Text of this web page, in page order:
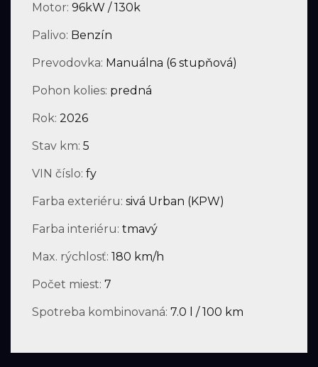
Motor: 96kW / 130k
Palivo: Benzín
Prevodovka: Manuálna (6 stupňová)
Pohon kolies: predná
Rok: 2026
Stav km: 5
VIN číslo: fy
Farba exteriéru: sivá Urban (KPW)
Farba interiéru: tmavý
Max. rýchlosť: 180 km/h
Počet miest: 7
Spotreba kombinovaná: 7.0 l / 100 km